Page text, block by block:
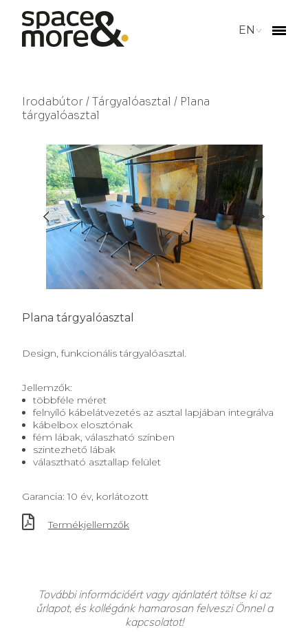
EN
Irodabútor/Tárgyalóasztal / Plana
tárgyalóasztal
Plana tárgyalóasztal
Design, funkcionális tárgyalóasztal.
Jellemzők:
többféle méret
felnyíló kábelátvezetés az asztal lapjában integrálva
kábelbox elosztónak
fém lábak, válaszható színben
szintezhető lábak
választható asztallap felület
Garancia: 10 év, korlátozott
Termékjellemzők
További információért vagy ajánlatért töltse ki az
űrlapot, és kollégánk hamarosan felveszi Önnel a
kapcsolatot!